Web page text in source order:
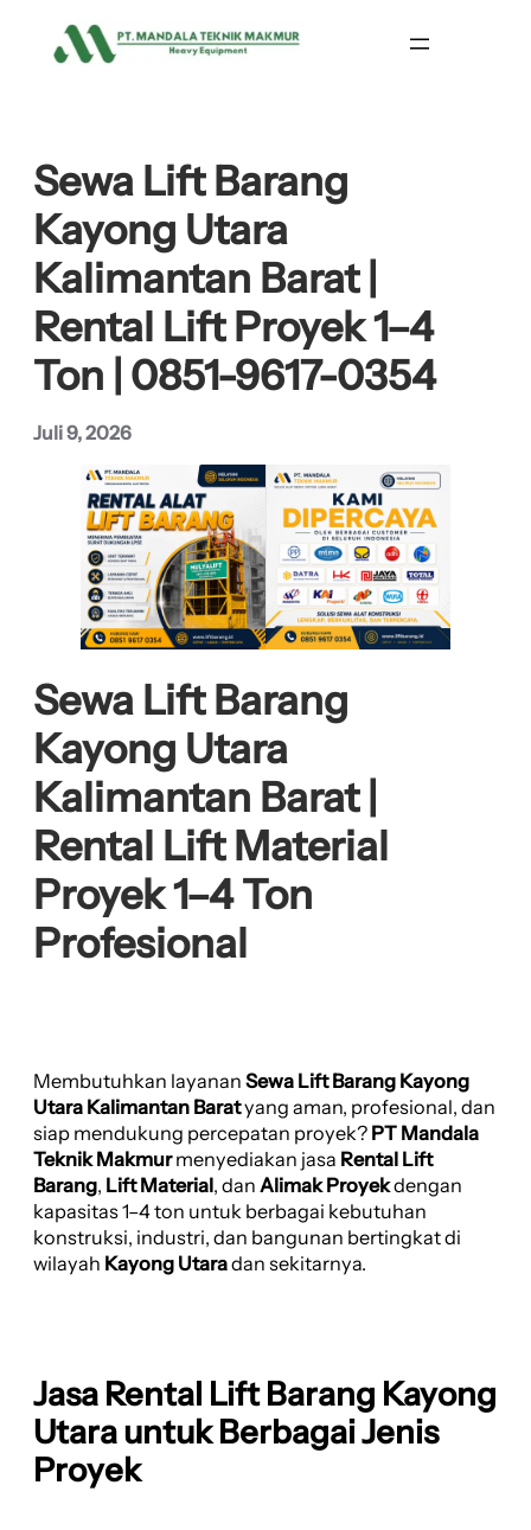
Sewa Lift Barang
Kayong Utara
Kalimantan Barat |
Rental Lift Proyek 1–4
Ton | 0851-9617-0354
Juli 9, 2026
Sewa Lift Barang
Kayong Utara
Kalimantan Barat |
Rental Lift Material
Proyek 1–4 Ton
Profesional
Membutuhkan layanan Sewa Lift Barang Kayong
Utara Kalimantan Baratyang aman, profesional, dan
siap mendukung percepatan proyek? PT Mandala
Teknik Makmurmenyediakan jasa Rental Lift
Barang, Lift Material, dan Alimak Proyekdengan
kapasitas 1–4 ton untuk berbagai kebutuhan
konstruksi, industri, dan bangunan bertingkat di
wilayah Kayong Utaradan sekitarnya.
Jasa Rental Lift Barang Kayong
Utara untuk Berbagai Jenis
Proyek